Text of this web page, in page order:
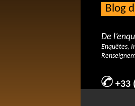
Blog
De
Enquêtes,
+33